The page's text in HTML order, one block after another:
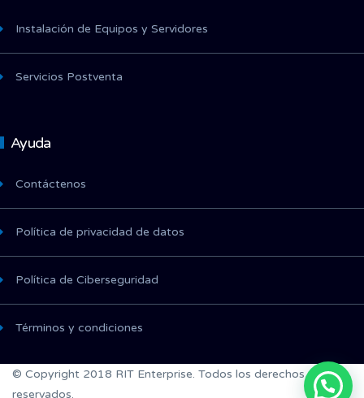
Instalación de Equipos y Servidores
Servicios Postventa
Ayuda
Contáctenos
Política de privacidad de datos
Política de Ciberseguridad
Términos y condiciones
© Copyright 2018 RIT Enterprise. Todos los derechos
reservados.